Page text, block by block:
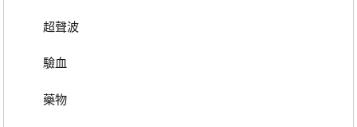
超聲波
驗血
藥物